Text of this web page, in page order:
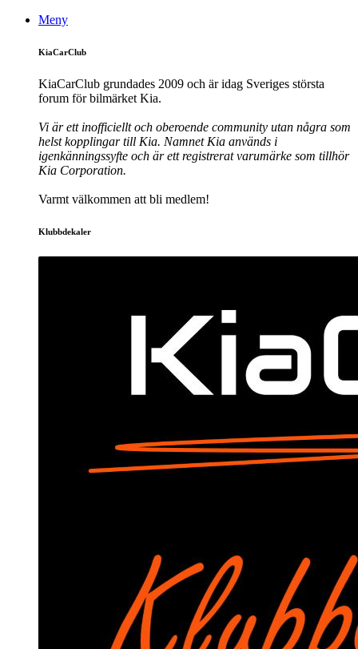
Meny
KiaCarClub
KiaCarClub grundades 2009 och är idag Sveriges största
forum för bilmärket Kia.
Vi är ett inofficiellt och oberoende community utan några som
helst kopplingar till Kia. Namnet Kia används i
igenkänningssyfte och är ett registrerat varumärke som tillhör
Kia Corporation.
Varmt välkommen att bli medlem!
Klubbdekaler